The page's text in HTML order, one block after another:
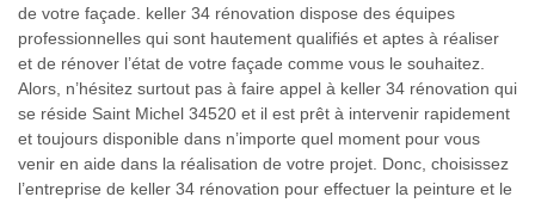
de votre façade. keller 34 rénovation dispose des équipes
professionnelles qui sont hautement qualifiés et aptes à réaliser
et de rénover l’état de votre façade comme vous le souhaitez.
Alors, n’hésitez surtout pas à faire appel à keller 34 rénovation qui
se réside Saint Michel 34520 et il est prêt à intervenir rapidement
et toujours disponible dans n’importe quel moment pour vous
venir en aide dans la réalisation de votre projet. Donc, choisissez
l’entreprise de keller 34 rénovation pour effectuer la peinture et le